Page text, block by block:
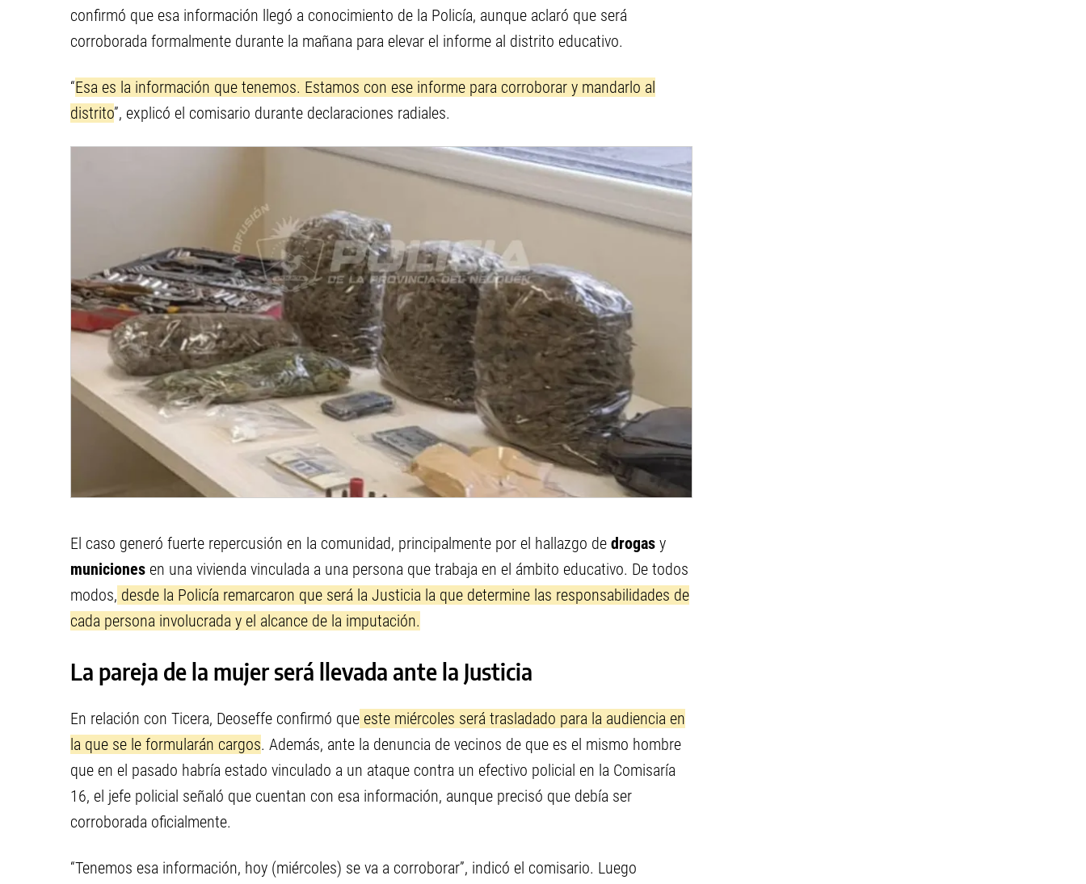
confirmó que esa información llegó a conocimiento de la Policía, aunque aclaró que será
corroborada formalmente durante la mañana para elevar el informe al distrito educativo.
“Esa es la información que tenemos. Estamos con ese informe para corroborar y mandarlo al
distrito”, explicó el comisario durante declaraciones radiales.
El caso generó fuerte repercusión en la comunidad, principalmente por el hallazgo de drogas y
municiones en una vivienda vinculada a una persona que trabaja en el ámbito educativo. De todos
modos, desde la Policía remarcaron que será la Justicia la que determine las responsabilidades de
cada persona involucrada y el alcance de la imputación.
La pareja de la mujer será llevada ante la Justicia
En relación con Ticera, Deoseffe confirmó que este miércoles será trasladado para la audiencia en
la que se le formularán cargos. Además, ante la denuncia de vecinos de que es el mismo hombre
que en el pasado habría estado vinculado a un ataque contra un efectivo policial en la Comisaría
16, el jefe policial señaló que cuentan con esa información, aunque precisó que debía ser
corroborada oficialmente.
“Tenemos esa información, hoy (miércoles) se va a corroborar”, indicó el comisario. Luego